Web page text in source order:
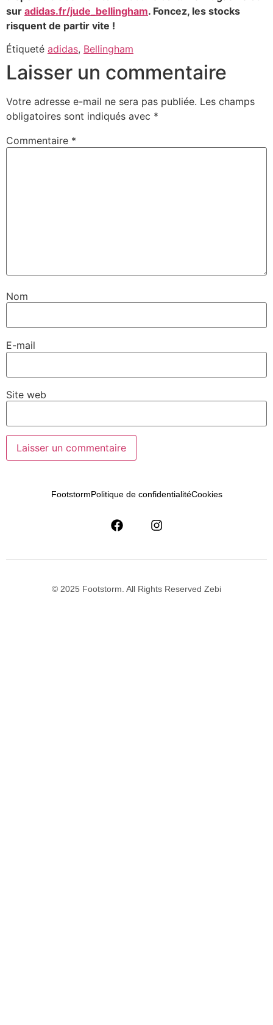
sur adidas.fr/jude_bellingham. Foncez, les stocks
risquent de partir vite !
Étiqueté adidas, Bellingham
Laisser un commentaire
Votre adresse e-mail ne sera pas publiée. Les champs
obligatoires sont indiqués avec *
Commentaire *
Nom
E-mail
Site web
FootstormPolitique de confidentialitéCookies
© 2025 Footstorm. All Rights Reserved Zebi